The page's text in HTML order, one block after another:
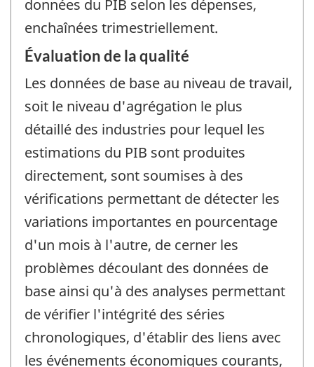
données du PIB selon les dépenses,
enchaînées trimestriellement.
Évaluation de la qualité
Les données de base au niveau de travail,
soit le niveau d'agrégation le plus
détaillé des industries pour lequel les
estimations du PIB sont produites
directement, sont soumises à des
vérifications permettant de détecter les
variations importantes en pourcentage
d'un mois à l'autre, de cerner les
problèmes découlant des données de
base ainsi qu'à des analyses permettant
de vérifier l'intégrité des séries
chronologiques, d'établir des liens avec
les événements économiques courants,